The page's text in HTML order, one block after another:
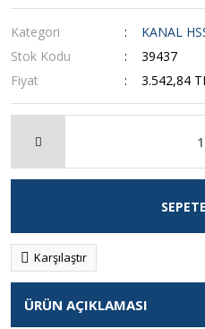
Kategori
KANAL
Stok Kodu
39437
Fiyat
3.542,84
Karşılaştır
ÜRÜN AÇIKLAMASI